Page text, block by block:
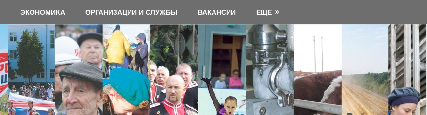
ЭКОНОМИКА ОРГАНИЗАЦИИ И СЛУЖБЫ ВАКАНСИИ ЕЩЕ